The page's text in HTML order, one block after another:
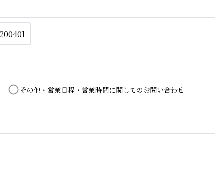
その他・営業日程・営業時間に関してのお問い合わせ